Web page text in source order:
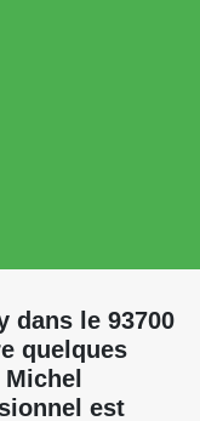
dans le 93700
quelques
est